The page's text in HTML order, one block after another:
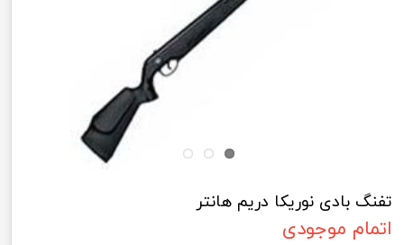
تفنگ بادی نوریکا دریم هانتر
اتمام موجودی